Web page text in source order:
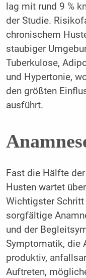
lag mit rund 9 %
der Studie.
chronischem
staubiger
Tuberkulose,
und Hypertonie,
den größten
ausführt.
Fast die Hälfte
Husten wartet
Wichtigster
sorgfältige
und der
Symptomatik, die
produktiv,
Auftreten,